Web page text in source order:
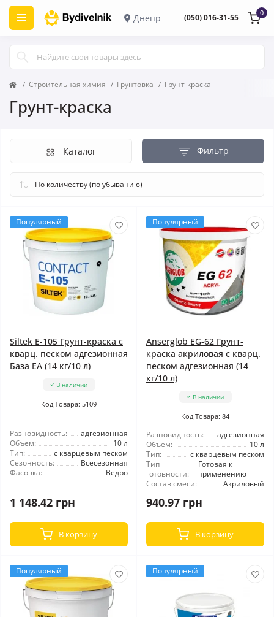
Днепр (050) 016-31-55 0
Строительная химия Грунтовка Грунт-краска
Грунт-краска
Фильтр
Каталог
Популярный
Siltek E-105 Грунт-краска с
кварц. песком адгезионная
База ЕА (14 кг/10 л)
В наличии
Код Товара: 5109
Разновидность:
адгезионная
Объем:
10 л
Тип:
с кварцевым песком
Сезонность:
Всесезонная
Фасовка:
Ведро
1 148.42 грн
В корзину
Популярный
Anserglob EG-62 Грунт-
краска акриловая с кварц.
песком адгезионная (14
кг/10 л)
В наличии
Код Товара: 84
Разновидность:
адгезионная
Объем:
10 л
Тип:
с кварцевым песком
Тип
готовности:
Готовая к
применению
Состав смеси:
Акриловый
940.97 грн
В корзину
Популярный Популярный